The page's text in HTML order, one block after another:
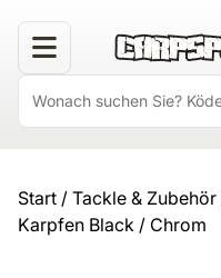
Start / Tackle & Zubehör
Karpfen Black / Chrom